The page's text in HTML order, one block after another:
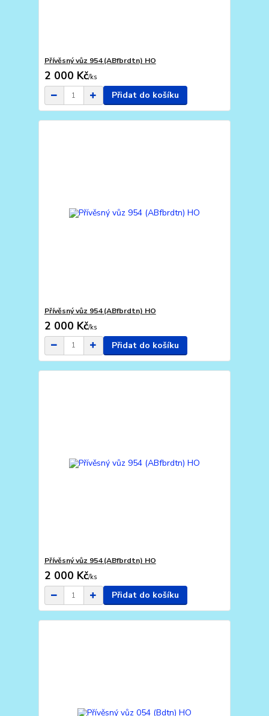
Přívěsný vůz 954 (ABfbrdtn) HO
2 000 Kč/ks
Přidat do košíku
Přívěsný vůz 954 (ABfbrdtn) HO
2 000 Kč/ks
Přidat do košíku
Přívěsný vůz 954 (ABfbrdtn) HO
2 000 Kč/ks
Přidat do košíku